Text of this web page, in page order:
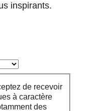
inspirants.
de recevoir
à caractère
des